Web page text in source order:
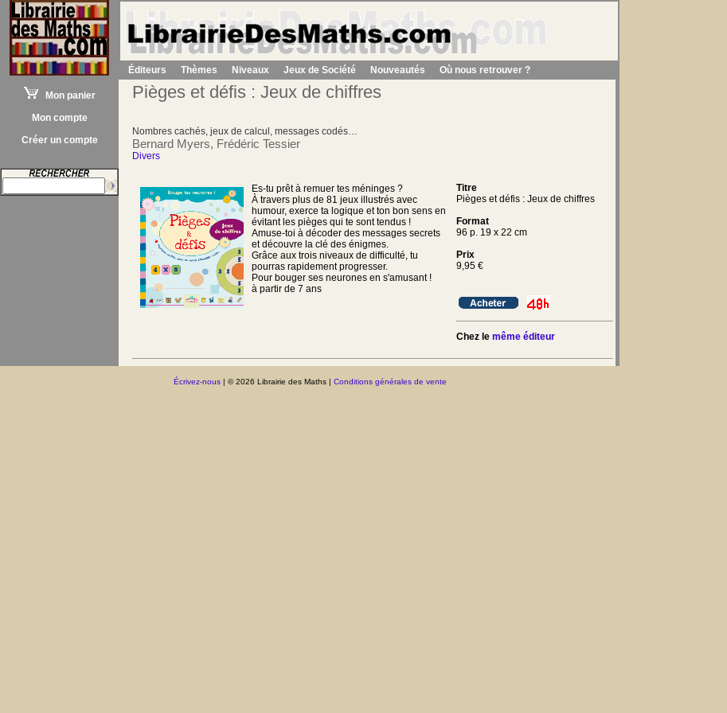
Mon panier
Mon compte
Créer un compte
Éditeurs Thèmes Niveaux Jeux de Société Nouveautés Où nous retrouver ?
Pièges et défis : Jeux de chiffres
Nombres cachés, jeux de calcul, messages codés…
Bernard Myers, Frédéric Tessier
Divers
Es-tu prêt à remuer tes méninges ?
À travers plus de 81 jeux illustrés avec
humour, exerce ta logique et ton bon sens en
évitant les pièges qui te sont tendus !
Amuse-toi à décoder des messages secrets
et découvre la clé des énigmes.
Grâce aux trois niveaux de difficulté, tu
pourras rapidement progresser.
Pour bouger ses neurones en s'amusant !
à partir de 7 ans
Titre
Pièges et défis : Jeux de chiffres
Format
96 p. 19 x 22 cm
Prix
9,95 €
Chez le même éditeur
Écrivez-nous| © 2026 Librairie des Maths | Conditions générales de vente